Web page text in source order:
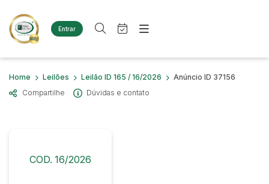
Entrar
Criar conta Entrar
Site
Agenda
Quem Somos
Diversos
Busca por palavra-chave
Quem Somos
Home Leilões Leilão ID 165 / 16/2026
Anúncio ID 37156
Compartilhe
Dúvidas e contato
COD. 16/2026